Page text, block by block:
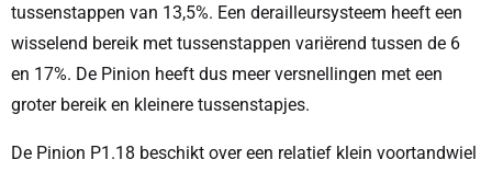
tussenstappen van 13,5%. Een derailleursysteem heeft een
wisselend bereik met tussenstappen variërend tussen de 6
en 17%. De Pinion heeft dus meer versnellingen met een
groter bereik en kleinere tussenstapjes.
De Pinion P1.18 beschikt over een relatief klein voortandwiel